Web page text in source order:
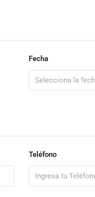
Fecha
Teléfono